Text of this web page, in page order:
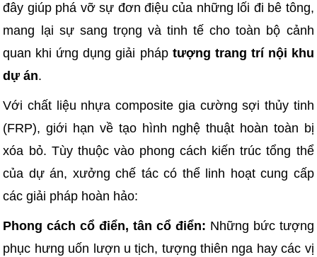
đây giúp phá vỡ sự đơn điệu của những lối đi bê tông,
mang lại sự sang trọng và tinh tế cho toàn bộ cảnh
quan khi ứng dụng giải pháp tượng trang trí nội khu
dự án.
Với chất liệu nhựa composite gia cường sợi thủy tinh
(FRP), giới hạn về tạo hình nghệ thuật hoàn toàn bị
xóa bỏ. Tùy thuộc vào phong cách kiến trúc tổng thể
của dự án, xưởng chế tác có thể linh hoạt cung cấp
các giải pháp hoàn hảo:
Phong cách cổ điển, tân cổ điển: Những bức tượng
phục hưng uốn lượn u tịch, tượng thiên nga hay các vị